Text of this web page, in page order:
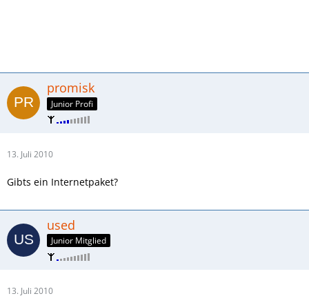
promisk
Junior Profi
13. Juli 2010
Gibts ein Internetpaket?
used
Junior Mitglied
13. Juli 2010